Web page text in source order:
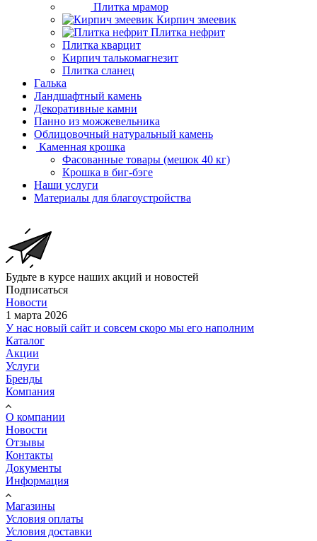
Плитка мрамор
Кирпич змеевик
Плитка нефрит
Плитка кварцит
Кирпич талькомагнезит
Плитка сланец
Галька
Ландшафтный камень
Декоративные камни
Панно из можжевельника
Облицовочный натуральный камень
Каменная крошка
Фасованные товары (мешок 40 кг)
Крошка в биг-бэге
Наши услуги
Материалы для благоустройства
Будьте в курсе наших акций и новостей
Подписаться
Новости
1 марта 2026
У нас новый сайт и совсем скоро мы его наполним
Каталог
Акции
Услуги
Бренды
Компания
О компании
Новости
Отзывы
Контакты
Документы
Информация
Магазины
Условия оплаты
Условия доставки